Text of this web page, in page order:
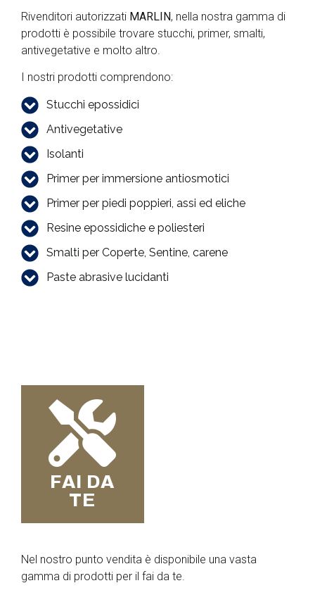
Rivenditori autorizzati MARLIN, nella nostra gamma di
prodotti è possibile trovare stucchi, primer, smalti,
antivegetative e molto altro.
I nostri prodotti comprendono:
Stucchi epossidici
Antivegetative
Isolanti
Primer per immersione antiosmotici
Primer per piedi poppieri, assi ed eliche
Resine epossidiche e poliesteri
Smalti per Coperte, Sentine, carene
Paste abrasive lucidanti
FAI DA
TE
Nel nostro punto vendita è disponibile una vasta
gamma di prodotti per il fai da te.